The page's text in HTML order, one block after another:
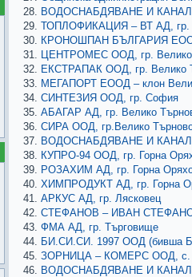
ВОДОСНАБДЯВАНЕ И
ТОПЛОФИКАЦИЯ – ВТ АД, гр.
КРОНОШПАН БЪЛГАРИЯ
ЦЕНТРОМЕС ООД, гр. Велико
ЕКСТРАПАК ООД, гр. Велико
МЕГАПОРТ ЕООД – клон
СИНТЕЗИЯ ООД, гр. София
АБАГАР АД, гр. Велико
СИРА ООД, гр.Велико
ВОДОСНАБДЯВАНЕ И
КУПРО-94 ООД, гр. Горна
РОЗАХИМ АД, гр. Горна
ХИМПРОДУКТ АД, гр. Горна
АРКУС АД, гр. Лясковец
СТЕФАНОВ – ИВАН
ФМА АД, гр. Търговище
БИ.СИ.СИ. 1997 ООД (бивша
ЗОРНИЦА – КОМЕРС ООД, с.
ВОДОСНАБДЯВАНЕ И